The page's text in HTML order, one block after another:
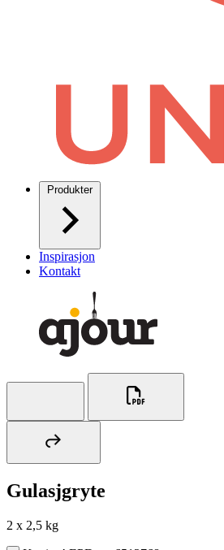
Produkter
Inspirasjon
Kontakt
Gulasjgryte
2 x 2,5 kg